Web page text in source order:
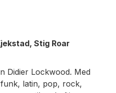
Stig Roar
Didier Lockwood. Med
latin, pop, rock,